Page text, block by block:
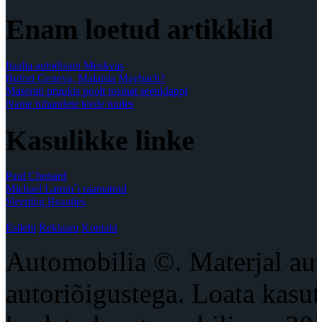
Enam loetud artikklid
Itaalia autodisain Moskvas
Bufori Geneva, Malaisia Maybach?
Maserati pruukis poolt tosinat seenklappi
Naine tuhandete teede tuules
Kasulikke linke
Paul Chenard
Michael Lamm`i raamatuid
Sleeping Beauties
Esileht Reklaam Kontakt
Automobilia ©. Materjal
autoriõigustega. Loata